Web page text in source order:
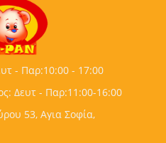
- Παρ:10:00 - 17:00
Δευτ - Παρ:11:00-16:00
53, Αγια Σοφία,